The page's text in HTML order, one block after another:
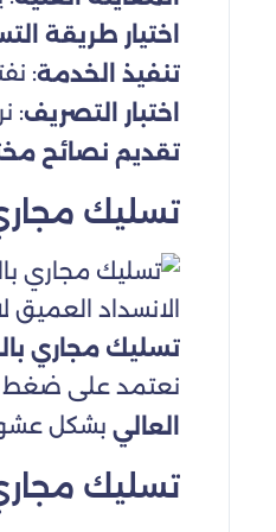
اختيار طريقة
تنفيذ الخدمة:
اختبار التصريف:
تقديم نصائح
تسليك
الانسداد
تسليك مجاري
نعتمد على ضغط
العالي بشكل
تسليك